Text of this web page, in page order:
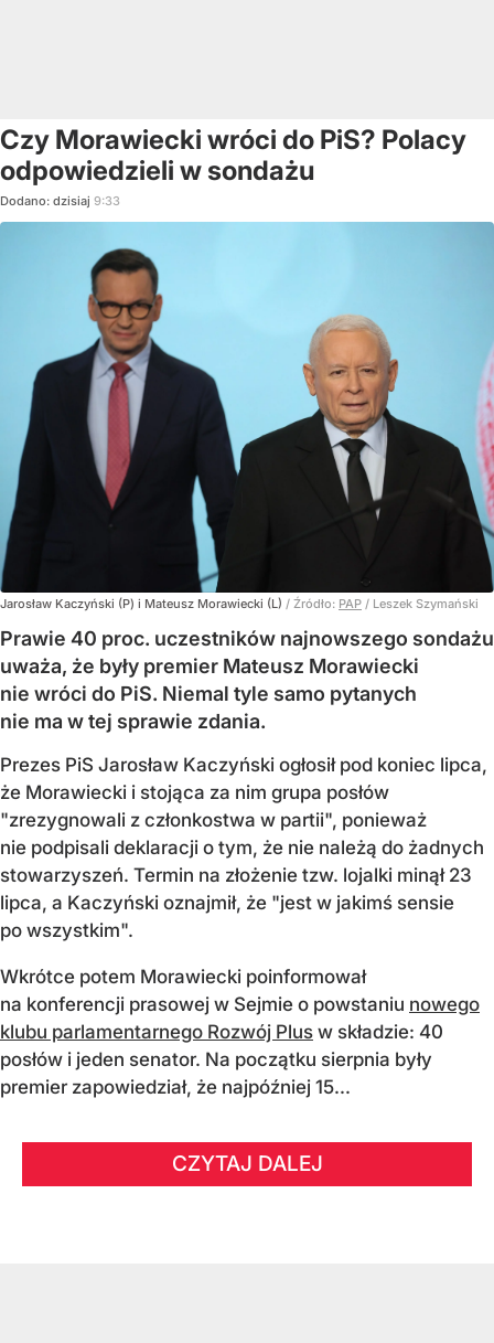
Czy Morawiecki wróci do PiS? Polacy
odpowiedzieli w sondażu
Dodano: dzisiaj 9:33
Jarosław Kaczyński (P) i Mateusz Morawiecki (L) / Źródło: PAP / Leszek Szymański
Prawie 40 proc. uczestników najnowszego sondażu
uważa, że były premier Mateusz Morawiecki
nie wróci do PiS. Niemal tyle samo pytanych
nie ma w tej sprawie zdania.
Prezes PiS Jarosław Kaczyński ogłosił pod koniec lipca,
że Morawiecki i stojąca za nim grupa posłów
"zrezygnowali z członkostwa w partii", ponieważ
nie podpisali deklaracji o tym, że nie należą do żadnych
stowarzyszeń. Termin na złożenie tzw. lojalki minął 23
lipca, a Kaczyński oznajmił, że "jest w jakimś sensie
po wszystkim".
Wkrótce potem Morawiecki poinformował
na konferencji prasowej w Sejmie o powstaniu nowego
klubu parlamentarnego Rozwój Plus w składzie: 40
posłów i jeden senator. Na początku sierpnia były
premier zapowiedział, że najpóźniej 15...
CZYTAJ DALEJ